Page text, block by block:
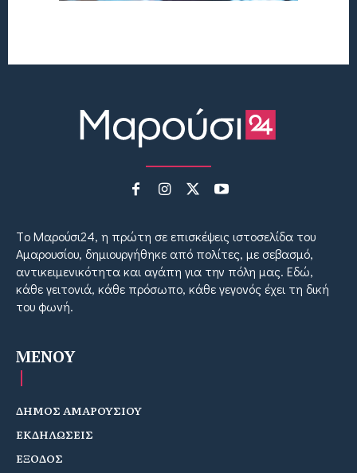
Tο Μαρούσι24, η πρώτη σε επισκέψεις ιστοσελίδα του
Αμαρουσίου, δημιουργήθηκε από πολίτες, με σεβασμό,
αντικειμενικότητα και αγάπη για την πόλη μας. Εδώ,
κάθε γειτονιά, κάθε πρόσωπο, κάθε γεγονός έχει τη δική
του φωνή.
MENOY
ΔΗΜΟΣ ΑΜΑΡΟΥΣΙΟΥ
ΕΚΔΗΛΩΣΕΙΣ
ΕΞΟΔΟΣ